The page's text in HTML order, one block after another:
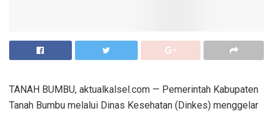
TANAH BUMBU, aktualkalsel.com — Pemerintah Kabupaten
Tanah Bumbu melalui Dinas Kesehatan (Dinkes) menggelar